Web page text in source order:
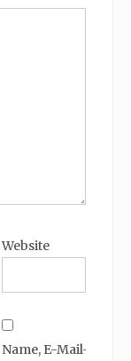
Website
Name, E-Mail-